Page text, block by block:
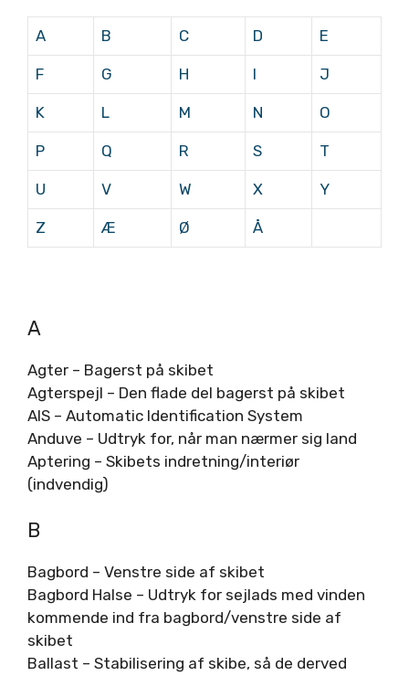
A B C D E
F G H I J
K L M N O
P Q R S T
U V W X Y
Z Æ Ø Å
A
Agter – Bagerst på skibet
Agterspejl – Den flade del bagerst på skibet
AIS – Automatic Identification System
Anduve – Udtryk for, når man nærmer sig land
Aptering – Skibets indretning/interiør
(indvendig)
B
Bagbord – Venstre side af skibet
Bagbord Halse – Udtryk for sejlads med vinden
kommende ind fra bagbord/venstre side af
skibet
Ballast – Stabilisering af skibe, så de derved